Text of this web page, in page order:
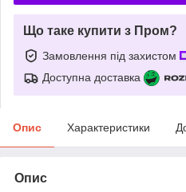
Що таке купити з Пром?
Замовлення під захистом
Доступна доставка
Опис Характеристики
Опис